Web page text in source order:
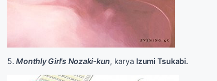
5.Monthly Girl's Nozaki-kun, karya Izumi Tsukabi.